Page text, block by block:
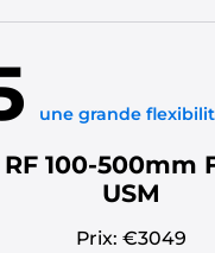
une grande
100-500mm
USM
Prix: €3049